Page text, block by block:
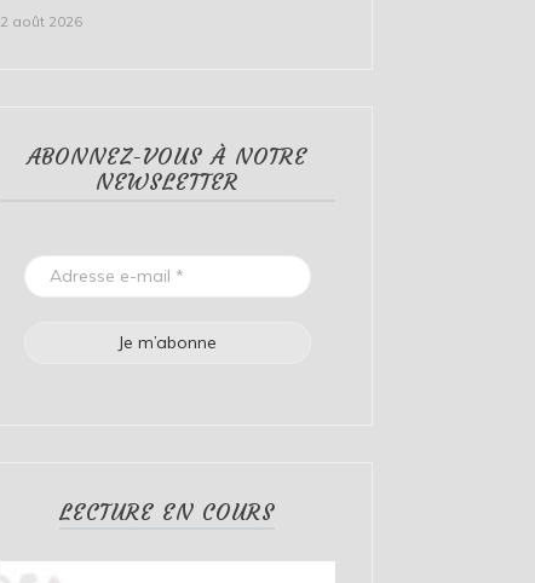
2 août 2026
ABONNEZ-VOUS À NOTRE
NEWSLETTER
LECTURE EN COURS